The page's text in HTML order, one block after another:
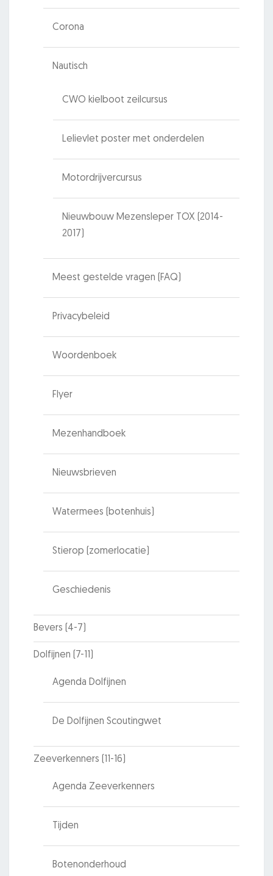
Corona
Nautisch
CWO kielboot zeilcursus
Lelievlet poster met onderdelen
Motordrijvercursus
Nieuwbouw Mezensleper TOX (2014-
2017)
Meest gestelde vragen (FAQ)
Privacybeleid
Woordenboek
Flyer
Mezenhandboek
Nieuwsbrieven
Watermees (botenhuis)
Stierop (zomerlocatie)
Geschiedenis
Bevers (4-7)
Dolfijnen (7-11)
Agenda Dolfijnen
De Dolfijnen Scoutingwet
Zeeverkenners (11-16)
Agenda Zeeverkenners
Tijden
Botenonderhoud